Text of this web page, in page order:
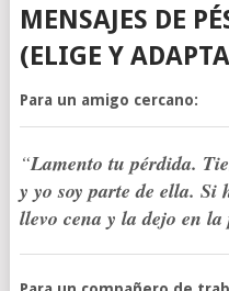
MENSAJES DE
(ELIGE Y
Para un amigo cercano:
“Lamento tu pérdida.
y yo soy parte de ella. Si
llevo cena y la dejo en la